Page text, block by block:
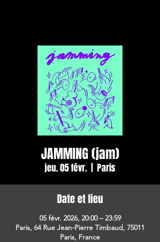
JAMMING (jam)
jeu. 05 févr. Paris
Date et lieu
05 févr. 2026, 20:00 – 23:59
Paris, 64 Rue Jean-Pierre Timbaud, 75011
Paris, France